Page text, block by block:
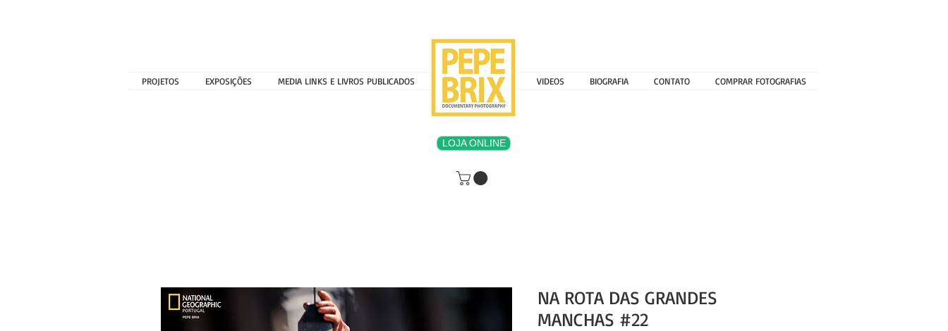
PROJETOS EXPOSIÇÕES MEDIA LINKS E LIVROS PUBLICADOS MENU 000000000 VIDEOS BIOGRAFIA CONTATO COMPRAR FOTOGRAFIAS
LOJA ONLINE
NA ROTA DAS GRANDES
MANCHAS #22